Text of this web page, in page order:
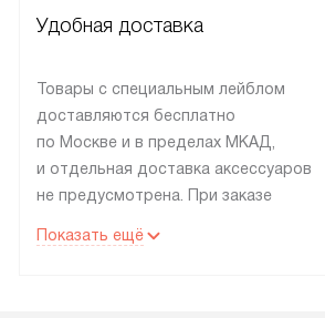
Удобная доставка
Товары с специальным лейблом
доставляются бесплатно
по Москве и в пределах МКАД,
и отдельная доставка аксессуаров
не предусмотрена. При заказе
рекомендуем обсудить
Показать ещё